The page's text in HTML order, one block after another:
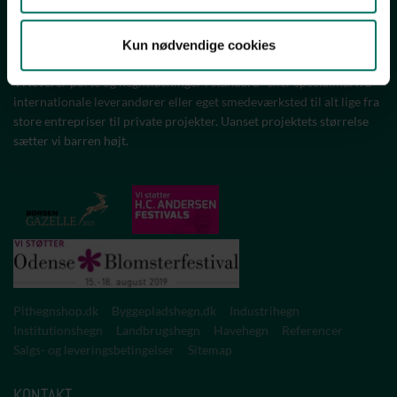
Kun nødvendige cookies
PIT HEGN - EN VERDEN AF HEGN
Alt i hegn, porte og låger og landsdækkende service. Med PIT Hegn
Vi leverer porte og hegnsløsninger i standard- eller specialmål fra
internationale leverandører eller eget smedeværksted til alt lige fra
store entrepriser til private projekter. Uanset projektets størrelse
sætter vi barren højt.
Pithegnshop.dk Byggepladshegn.dk
Industrihegn
Institutionshegn
Landbrugshegn Havehegn
Referencer
Salgs- og leveringsbetingelser
Sitemap